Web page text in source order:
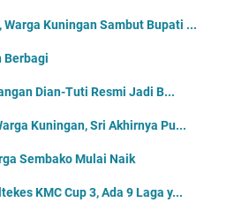
Kuningan Sambut Bupati ...
Berbagi
Dian-Tuti Resmi Jadi B...
Kuningan, Sri Akhirnya Pu...
Sembako Mulai Naik
KMC Cup 3, Ada 9 Laga y...